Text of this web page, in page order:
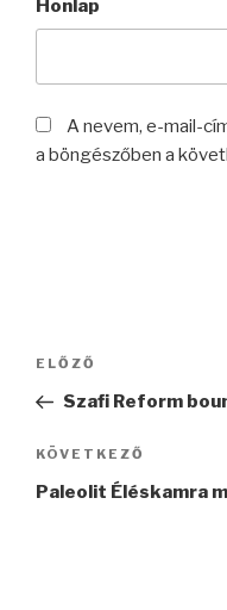
Honlap
A nevem, e-mail-
a böngészőben a
Bejegyzés
Korábbi
bejegyzés
ELŐZŐ
Szafi Reform
Következő
bejegyzés
KÖVETKEZŐ
Paleolit Éléskamra